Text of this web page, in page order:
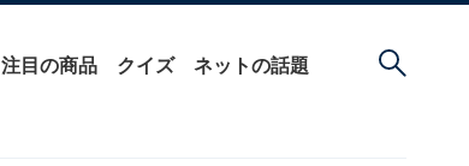
注目の商品 クイズ ネットの話題